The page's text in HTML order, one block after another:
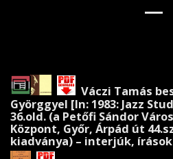
Váczi Tamás
Györggyel [In: 1983: Jazz
36.old. (a Petőfi Sándor
Központ, Győr, Árpád út
kiadványa) – interjúk,